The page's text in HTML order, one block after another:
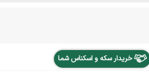
خریدار سکه و اسکناس شما